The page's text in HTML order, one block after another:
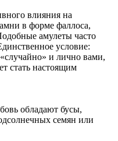
влияния на
в форме фаллоса,
амулеты часто
условие:
и лично вами,
стать настоящим
обладают бусы,
семян или